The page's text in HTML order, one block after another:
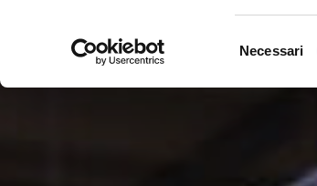
del
Necessari